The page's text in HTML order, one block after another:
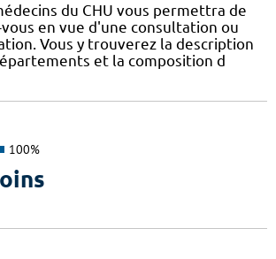
du CHU vous permettra de
en vue d'une consultation ou
Vous y trouverez la description
et la composition d
100%